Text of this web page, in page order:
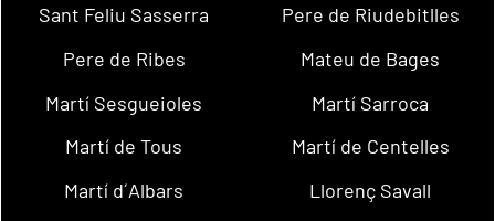
Sant Feliu Sasserra
Pere de Riudebitlles
Pere de Ribes
Mateu de Bages
Martí Sesgueioles
Martí Sarroca
Martí de Tous
Martí de Centelles
Martí d´Albars
Llorenç Savall